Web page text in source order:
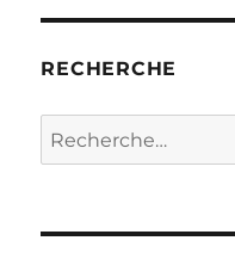
RECHERCHE
Recherche
pour :